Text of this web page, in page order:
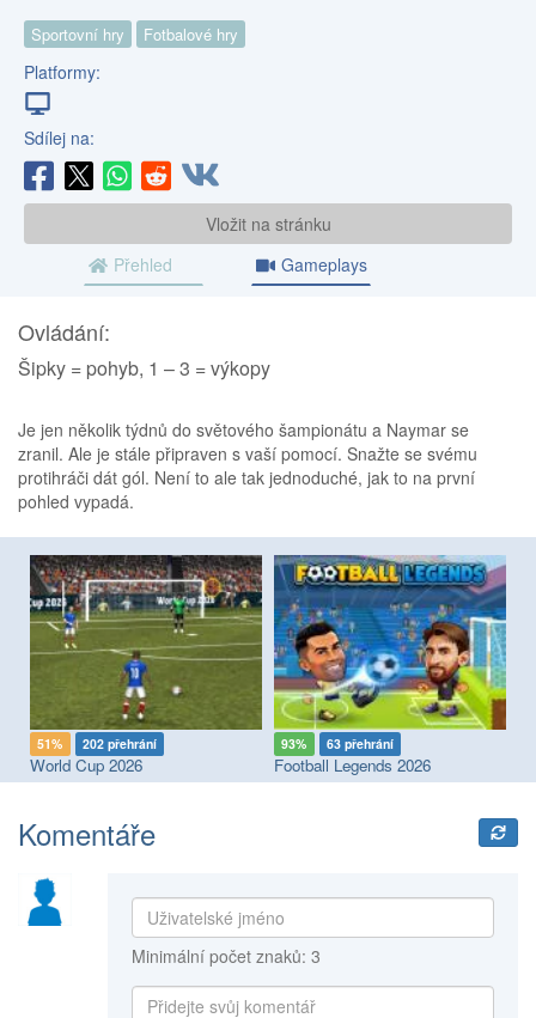
Sportovní hry Fotbalové hry
Platformy:
Sdílej na:
Vložit na stránku
Přehled
Gameplays
Ovládání:
Šipky = pohyb, 1 – 3 = výkopy
Je jen několik týdnů do světového šampionátu a Naymar se
zranil. Ale je stále připraven s vaší pomocí. Snažte se svému
protihráči dát gól. Není to ale tak jednoduché, jak to na první
pohled vypadá.
93% 63 přehrání
Football Legends 2026
57% 77 přehrání
Soccer Legends 2026
Komentáře
Minimální počet znaků: 3